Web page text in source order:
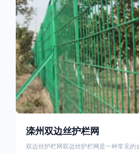
滦州双边丝护栏网
双边丝护栏网双边丝护栏网是一种常见的